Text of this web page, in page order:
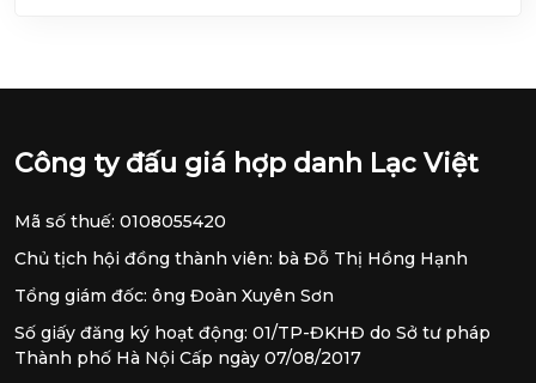
Công ty đấu giá hợp danh Lạc Việt
Mã số thuế: 0108055420
Chủ tịch hội đồng thành viên: bà Đỗ Thị Hồng Hạnh
Tổng giám đốc: ông Đoàn Xuyên Sơn
Số giấy đăng ký hoạt động: 01/TP-ĐKHĐ do Sở tư pháp
Thành phố Hà Nội Cấp ngày 07/08/2017